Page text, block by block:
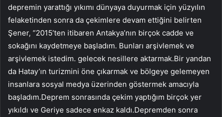
depremin yarattığı yıkımı dünyaya duyurmak için yüzyılın
felaketinden sonra da çekimlere devam ettiğini belirten
Şener, “2015’ten itibaren Antakya’nın birçok cadde ve
sokağını kaydetmeye başladım. Bunları arşivlemek ve
arşivlemek istedim. gelecek nesillere aktarmak.Bir yandan
da Hatay’ın turizmini öne çıkarmak ve bölgeye gelemeyen
insanlara sosyal medya üzerinden göstermek amacıyla
başladım.Deprem sonrasında çekim yaptığım birçok yer
yıkıldı ve Geriye sadece enkaz kaldı.Depremden sonra